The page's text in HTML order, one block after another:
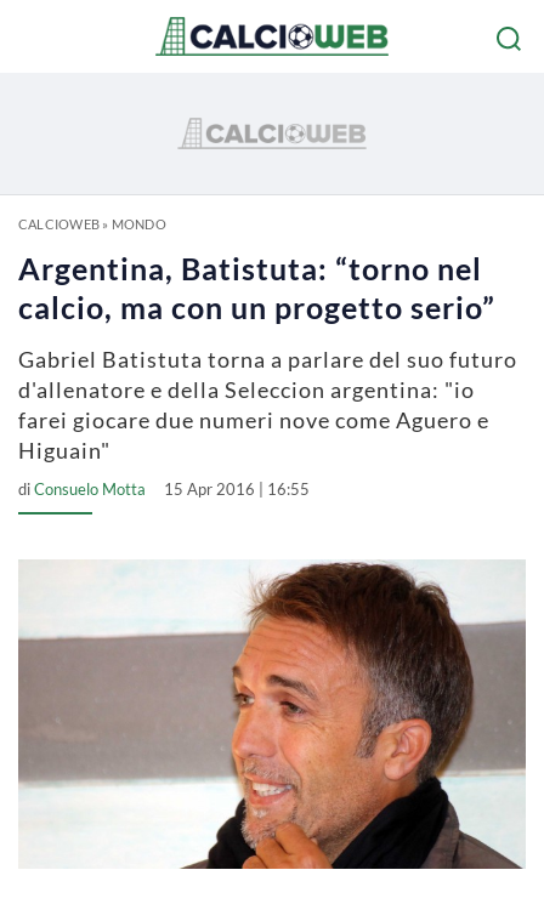
CALCIOWEB» MONDO
Argentina, Batistuta: “torno nel
calcio, ma con un progetto serio”
Gabriel Batistuta torna a parlare del suo futuro
d'allenatore e della Seleccion argentina: "io
farei giocare due numeri nove come Aguero e
Higuain"
diConsuelo Motta 15 Apr 2016 | 16:55